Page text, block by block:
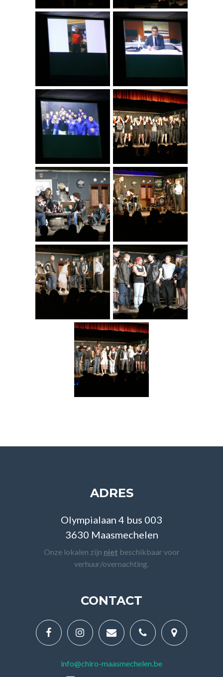
ADRES
Olympialaan 4 bus 003
3630 Maasmechelen
Onze lokalen zijn niet beschikbaar voor
verhuur/overnachting.
CONTACT
info@chiro-maasmechelen.be